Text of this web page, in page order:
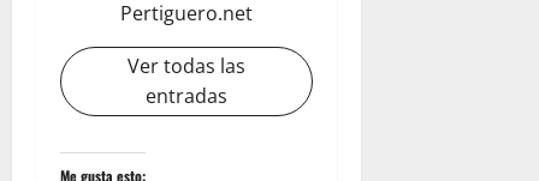
Pertiguero.net
Ver todas las
entradas
Me gusta esto: